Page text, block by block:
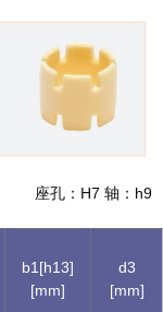
座孔：H7 轴：h9
b1[h13]
[mm]
d3
[mm]